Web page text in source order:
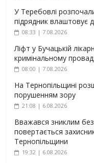
У Теребовлі
підрядник влаштовує
08:33 | 7.08.2026
Ліфт у Бучацькій
кримінальному
08:00 | 7.08.2026
На Тернопільщині
порушенням зору
21:08 | 6.08.2026
Вважався зниклим
повертається
Тернопільщини
19:32 | 6.08.2026